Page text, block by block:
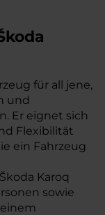
für all jene,
und
Er eignet sich
Flexibilität
ein Fahrzeug
Karoq
sowie